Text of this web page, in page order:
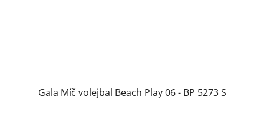
Gala Míč volejbal Beach Play 06 - BP 5273 S